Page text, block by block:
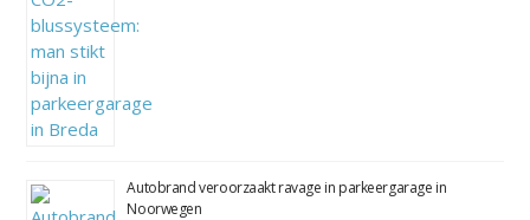
Autobrand veroorzaakt ravage in parkeergarage in
Noorwegen